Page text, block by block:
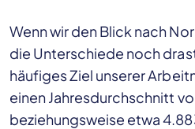
Wenn wir den Blick nach
die Unterschiede noch
häufiges Ziel unserer
einen Jahresdurchschnitt
beziehungsweise etwa